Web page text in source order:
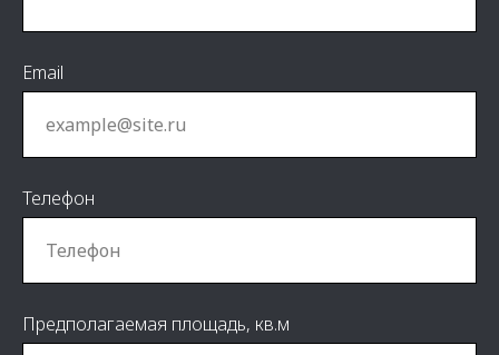
Email
Телефон
Предполагаемая площадь, кв.м